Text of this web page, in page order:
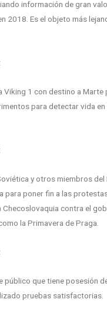
información de gran
2018. Es el objeto más
Viking 1 con destino a Marte
para detectar vida
y otros miembros del
para poner fin a las
contra el
la Primavera de Praga.
público que tiene posesión
pruebas satisfactorias.